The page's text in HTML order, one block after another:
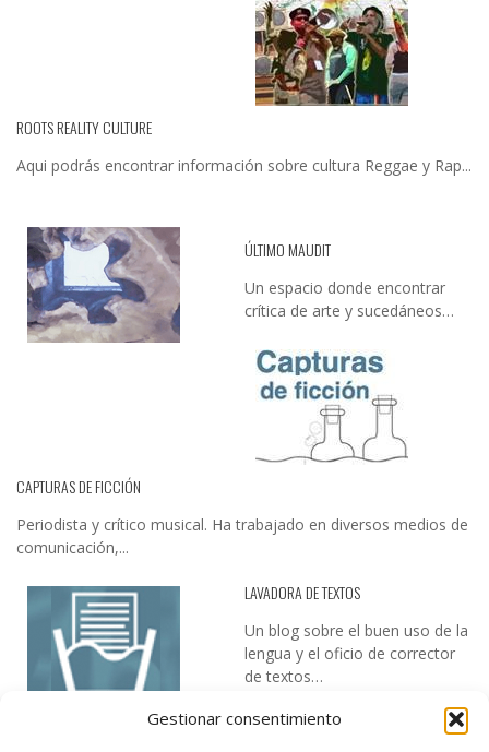
Gestionar consentimiento
ROOTS REALITY CULTURE
Aqui podrás encontrar información sobre cultura Reggae y Rap...
ÚLTIMO MAUDIT
Un espacio donde encontrar
crítica de arte y sucedáneos…
CAPTURAS DE FICCIÓN
Periodista y crítico musical. Ha trabajado en diversos medios de
comunicación,...
LAVADORA DE TEXTOS
Un blog sobre el buen uso de la
lengua y el oficio de corrector
de textos…